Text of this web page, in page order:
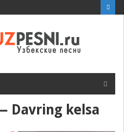
Davring kelsa